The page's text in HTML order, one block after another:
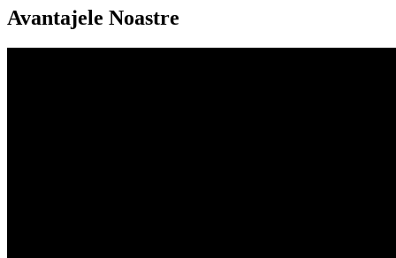
Avantajele Noastre